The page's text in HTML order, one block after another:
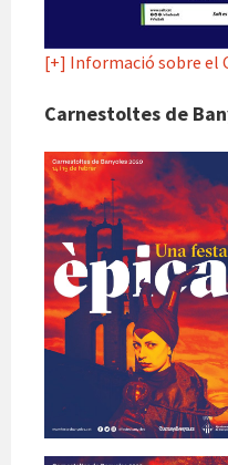
[+] Informació sobre el
Carnestoltes de